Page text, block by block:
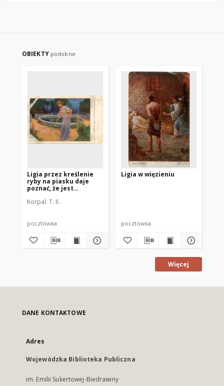
OBIEKTY podobne
Ligia przez kreślenie
ryby na piasku daje
poznać, że jest
Korpal. T. Il.
pocztówka
Ligia w więzieniu
pocztówka
Więcej
DANE KONTAKTOWE
Adres
Wojewódzka Biblioteka Publiczna
im. Emilii Sukertowej-Biedrawiny